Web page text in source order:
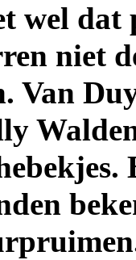
wel dat
niet
Van